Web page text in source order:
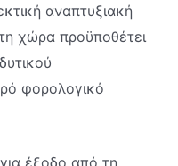
αναπτυξιακή
χώρα προϋποθέτει
φορολογικό